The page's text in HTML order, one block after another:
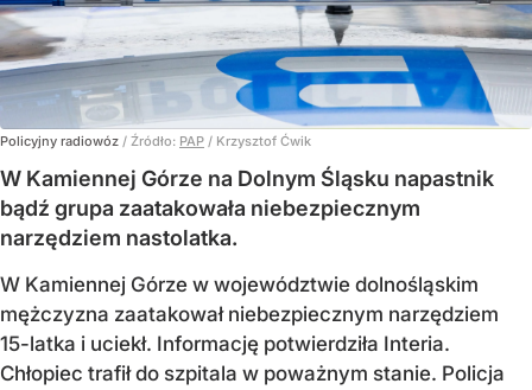
Policyjny radiowóz / Źródło: PAP / Krzysztof Ćwik
W Kamiennej Górze na Dolnym Śląsku napastnik
bądź grupa zaatakowała niebezpiecznym
narzędziem nastolatka.
W Kamiennej Górze w województwie dolnośląskim
mężczyzna zaatakował niebezpiecznym narzędziem
15-latka i uciekł. Informację potwierdziła Interia.
Chłopiec trafił do szpitala w poważnym stanie. Policja